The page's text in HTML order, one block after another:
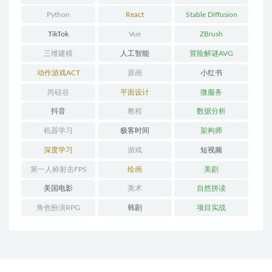
Python React Stable Diffusion
TikTok Vue ZBrush
三维建模 人工智能 冒险解谜AVG
动作游戏ACT 原画 小红书
尚硅谷 平面设计 微服务
抖音 教程 数据分析
机器学习 极客时间 架构师
深度学习 游戏 短视频
第一人称射击FPS 绘画 美剧
美国电影 美术 自然拼读
角色扮演RPG 韩剧 项目实战